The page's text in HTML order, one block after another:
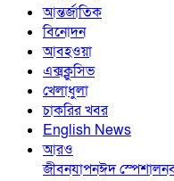
আন্তর্জাতিক
বিনোদন
আবহওয়া
এক্সক্লুসিভ
খেলাধুলা
চাকরির খবর
English News
আরও
জীবনযাপনঈদ স্পেশাল